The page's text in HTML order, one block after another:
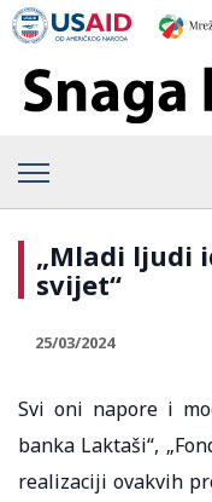
„Mladi ljudi
svijet“
25/03/2024
Svi oni napore i
banka Laktaši“,
realizaciji ovakvih